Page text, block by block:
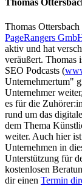
Thomas
Thomas
PageRangers
aktiv und hat
veräußert. Thomas
SEO Podcasts (
Unternehmertum"
Unternehmer
es für die
rund um das
dem Thema
weiter. Auch hier
Unternehmen in
Unterstützung für
kostenlosen
dir einen Termin